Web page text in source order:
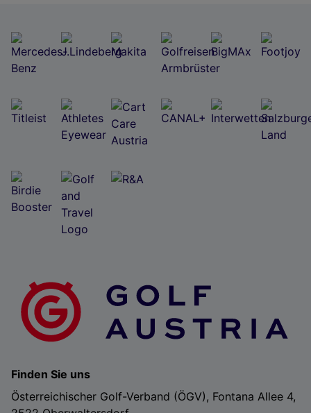
Finden Sie uns
Österreichischer Golf-Verband (ÖGV), Fontana Allee 4,